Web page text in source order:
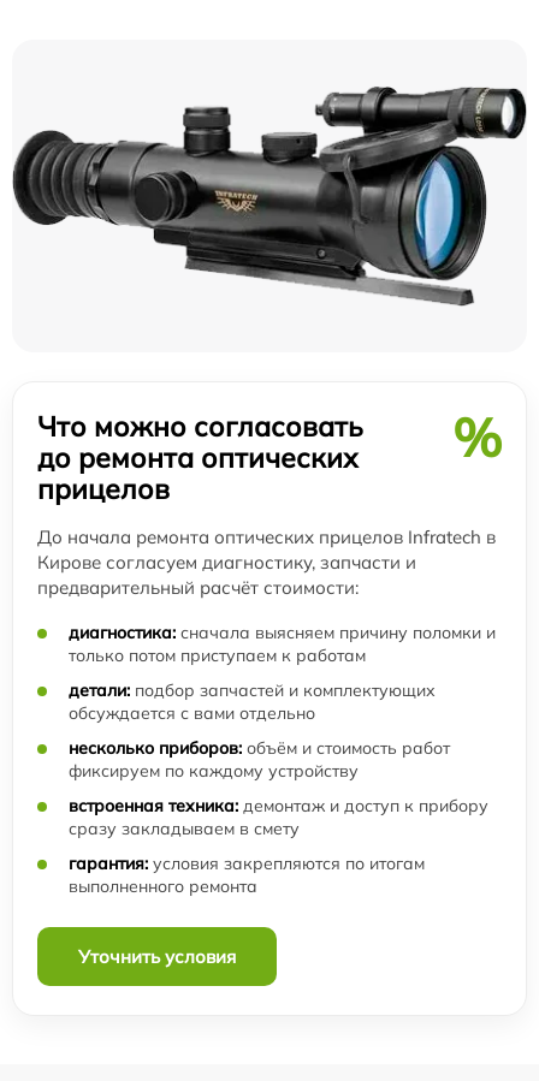
Что можно согласовать
до ремонта оптических
прицелов
%
До начала ремонта оптических прицелов Infratech в
Кирове согласуем диагностику, запчасти и
предварительный расчёт стоимости:
диагностика: сначала выясняем причину поломки и
только потом приступаем к работам
детали: подбор запчастей и комплектующих
обсуждается с вами отдельно
несколько приборов: объём и стоимость работ
фиксируем по каждому устройству
встроенная техника: демонтаж и доступ к прибору
сразу закладываем в смету
гарантия: условия закрепляются по итогам
выполненного ремонта
Уточнить условия